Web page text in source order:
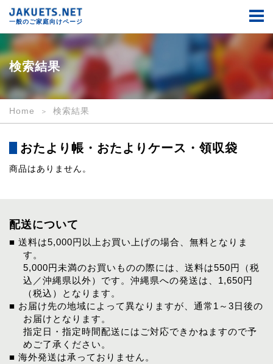
｜
一
般
ご
庭
JAKUETS.NET
一般のご家庭向けページ
検索結果
Home 検索結果
おたより帳・おたよりケース・領収袋
商品はありません。
配送について
■ 送料は5,000円以上お買い上げの場合、無料となりま
す。
5,000円未満のお買いものの際には、送料は550円（税
込／沖縄県以外）です。沖縄県への発送は、1,650円
（税込）となります。
■ お届け先の地域によって異なりますが、通常1～3日後の
お届けとなります。
指定日・指定時間配送にはご対応できかねますので予
めご了承ください。
■ 海外発送は承っておりません。